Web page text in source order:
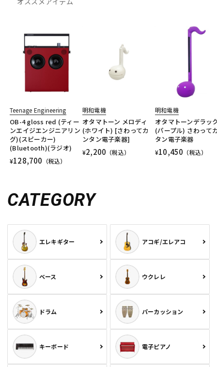
Teenage Engineering
OB-4 gloss red (ティー
ンエイジエンジニアリン
グ)(スピーカー)
(Bluetooth)(ラジオ)
¥128,700 （税込）
明和電機
オタマトーン メロディ
(ホワイト) [さわってカ
ンタン電子楽器]
¥2,200 （税込）
明和電機
オタマトーンデラッ
(パープル) さわって
タン電子楽器
¥10,450 （税込）
CATEGORY
エレキギター アコギ/エレアコ
ベース ウクレレ
ドラム パーカッション
キーボード 電子ピアノ